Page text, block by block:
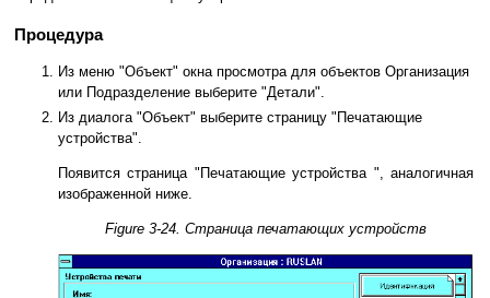
Процедура
Из меню "Объект" окна просмотра для объектов Организация
или Подразделение выберите "Детали".
Из диалога "Объект" выберите страницу "Печатающие
устройства".
Появится страница "Печатающие устройства ", аналогичная
изображенной ниже.
Figure 3-24. Страница печатающих устройств